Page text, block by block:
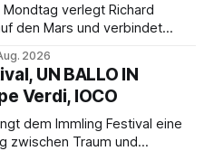
verlegt Richard
den Mars und verbindet
und den Wiener
der zweite Akt jedoch
2026
UN BALLO IN
Verdi, IOCO
dem Immling Festival eine
zwischen Traum und